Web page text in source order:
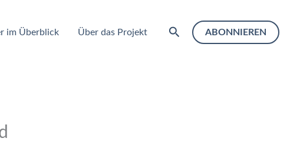
im Überblick Über das Projekt SuchenABONNIEREN